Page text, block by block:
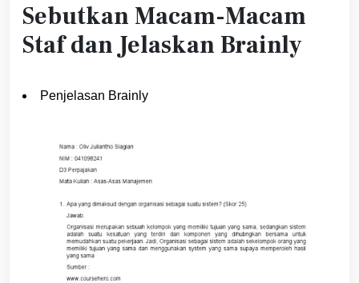
Sebutkan Macam-Macam
Staf dan Jelaskan Brainly
Penjelasan Brainly